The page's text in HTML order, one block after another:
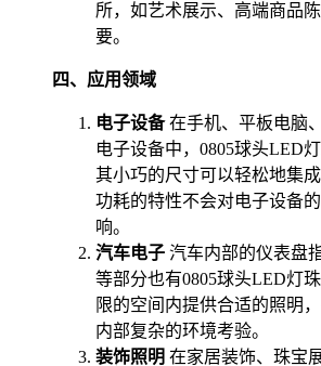
所，如艺术展示、高端商品
要。
四、应用领域
电子设备在手机、平板电脑
电子设备中，0805球头LED
其小巧的尺寸可以轻松地集
功耗的特性不会对电子设备
响。
汽车电子 汽车内部的仪表盘
等部分也有0805球头LED灯
限的空间内提供合适的照明
内部复杂的环境考验。
装饰照明 在家居装饰、珠宝